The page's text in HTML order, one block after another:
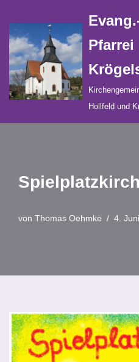
Zum
Inhalt
springen
Pfarrei
Hollfeld und
von Thomas Oehmke 4.